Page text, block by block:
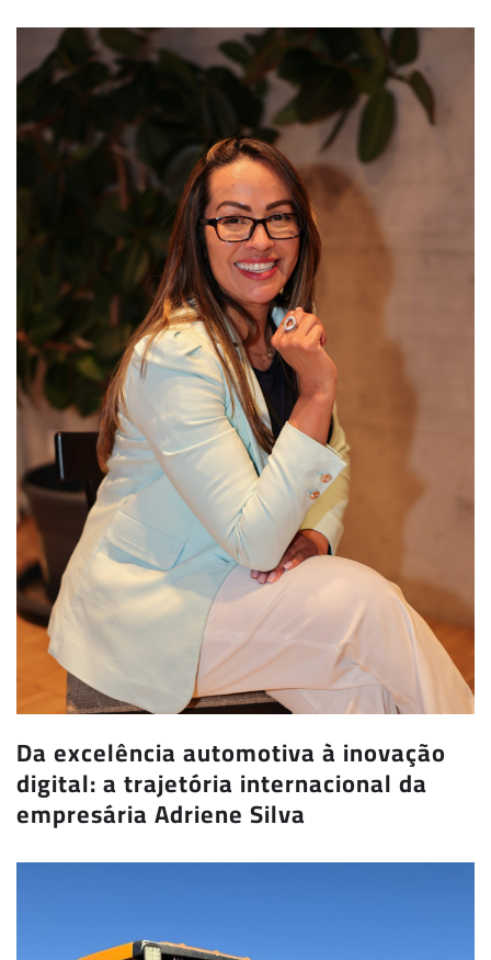
Da excelência automotiva à inovação
digital: a trajetória internacional da
empresária Adriene Silva